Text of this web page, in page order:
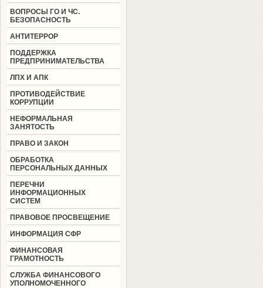
ВОПРОСЫ ГО И ЧС.
БЕЗОПАСНОСТЬ
АНТИТЕРРОР
ПОДДЕРЖКА
ПРЕДПРИНИМАТЕЛЬСТВА
ЛПХ И АПК
ПРОТИВОДЕЙСТВИЕ
КОРРУПЦИИ
НЕФОРМАЛЬНАЯ
ЗАНЯТОСТЬ
ПРАВО И ЗАКОН
ОБРАБОТКА
ПЕРСОНАЛЬНЫХ ДАННЫХ
ПЕРЕЧНИ
ИНФОРМАЦИОННЫХ
СИСТЕМ
ПРАВОВОЕ ПРОСВЕЩЕНИЕ
ИНФОРМАЦИЯ СФР
ФИНАНСОВАЯ
ГРАМОТНОСТЬ
СЛУЖБА ФИНАНСОВОГО
УПОЛНОМОЧЕННОГО